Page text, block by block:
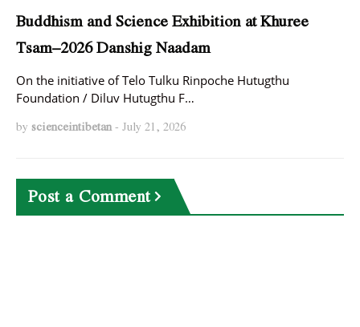
Buddhism and Science Exhibition at Khuree
Tsam–2026 Danshig Naadam
On the initiative of Telo Tulku Rinpoche Hutugthu
Foundation / Diluv Hutugthu F…
by scienceintibetan- July 21, 2026
Post a Comment